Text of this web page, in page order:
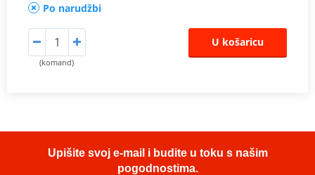
Po narudžbi
(komand)
U košaricu
Upišite svoj e-mail i budite u toku s našim
pogodnostima.